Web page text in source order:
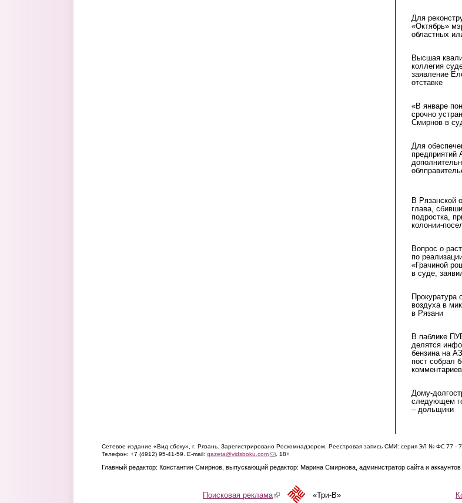
Для
«Октябрь»
областных
Высшая
коллегия
заявление
отставке
«В январе
срочно
Смирнов в
Для
предприятий
В Рязанской
глава,
подростка,
колонии-
Вопрос о
по
«Грачиной
в суде,
Прокуратура
воздуха в
в Рязани
В паблике
делятся
бензина на
пост собрал
комментариев
Дому-
следующем
– дольщики
Сетевое издание «Вид сбоку», г. Рязань. Зарегистрировано Роскомнадзором. Реестровая запись СМИ: серия ЭЛ № ФС 77 -
Телефон: +7 (4912) 95-41-59. E-mail: gazeta@vidsboku.com(link sends e-mail)
. 18+
Главный редактор: Константин Смирнов, выпускающий редактор: Марина Смирнова, администратор сайта и аккаунтов
Поисковая реклама(link is external)«Три-В»